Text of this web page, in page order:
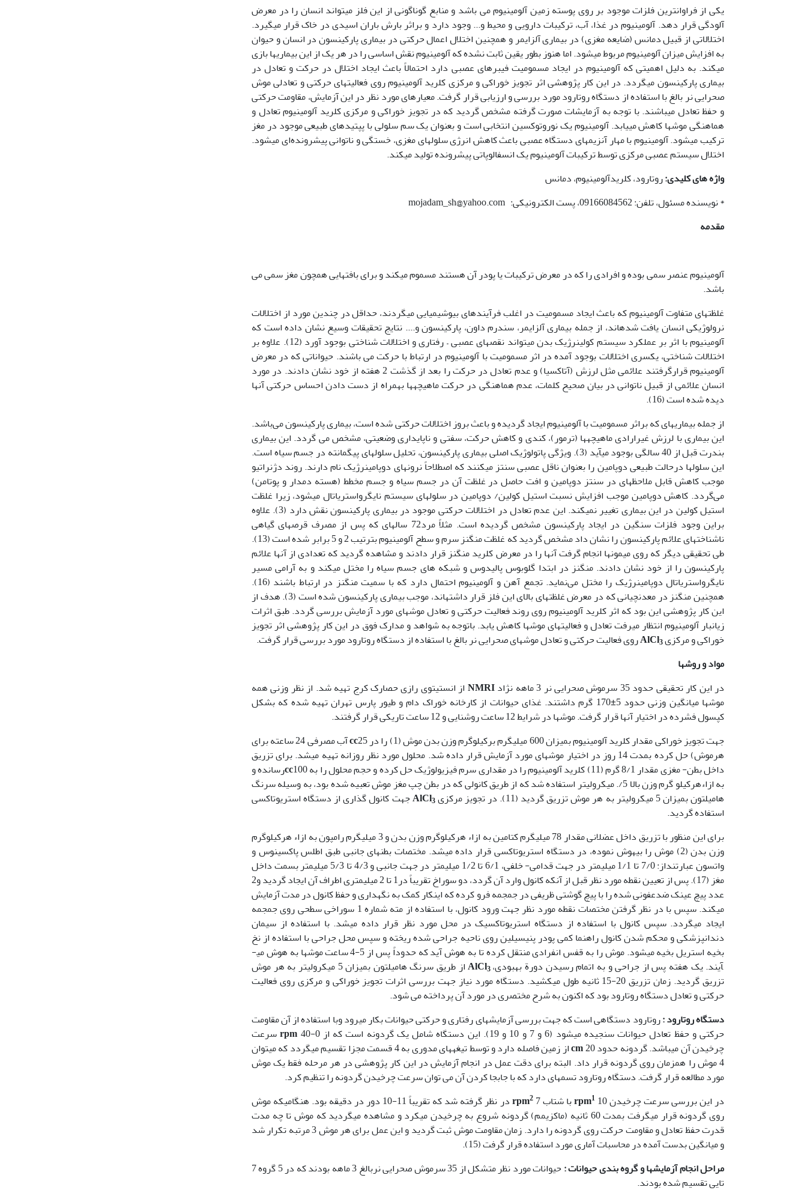
یکی از فراوانترین فلزات موجود بر روی پوسته زمین آلومینیوم می باشد و منابع گوناگونی از این فلز می­تواند انسان را در معرض
آلودگی قرار دهد. آلومینیوم در غذا، آب، ترکیبات دارویی و محیط و... وجود دارد و براثر بارش باران اسیدی در خاک قرار می­گیرد.
اختلالاتی از قبیل دمانس (ضایعه مغزی) در بیماری آلزایمر و همچنین اختلال اعمال حرکتی در بیماری پارکینسون در انسان و حیوان
به افزایش میزان آلومینیوم مربوط می­شود. اما هنوز بطور یقین ثابت نشده که آلومینیوم نقش اساسی را در هر یک از این بیماریها بازی
می­کند. به دلیل اهمیتی که آلومینیوم در ایجاد مسمومیت فیبرهای عصبی دارد احتمالاً باعث ایجاد اختلال در حرکت و تعادل در
بیماری پارکینسون می­گردد. در این کار پژوهشی اثر تجویز خوراکی و مرکزی کلرید آلومینیوم روی فعالیت­های حرکتی و تعادلی موش
صحرایی نر بالغ با استفاده از دستگاه روتارود مورد بررسی و ارزیابی قرار گرفت. معیارهای مورد نظر در این آزمایش، مقاومت حرکتی
و حفظ تعادل می­باشند. با توجه به آزمایشات صورت گرفته مشخص گردید که در تجویز خوراکی و مرکزی کلرید آلومینیوم تعادل و
هماهنگی موشها کاهش می­یابد. آلومینیوم یک نوروتوکسین انتخابی است و بعنوان یک سم سلولی با پپتیدهای طبیعی موجود در مغز
ترکیب می­شود. آلومینیوم با مهار آنزیم­های دستگاه عصبی باعث کاهش انرژی سلولهای مغزی، خستگی و ناتوانی پیش­رونده‌ای می­شود.
اختلال سیستم عصبی مرکزی توسط ترکیبات آلومینیوم یک انسفالوپاتی پیشرونده تولید می­کند.
واژه های کلیدی:روتارود، کلریدآلومینیوم، دمانس
* نویسنده مسئول، تلفن: 09166084562، پست الکترونیکی: mojadam_sh@yahoo.com
مقدمه
آلومینیوم عنصر سمی بوده و افرادی را که در معرض ترکیبات یا پودر آن هستند مسموم می­کند و برای بافتهایی همچون مغز سمی می
باشد.
غلظتهای متفاوت آلومینیوم که باعث ایجاد مسمومیت در اغلب فرآیندهای بیوشیمیایی می­گردند، حداقل در چندین مورد از اختلالات
نرولوژیکی انسان یافت شده­اند، از جمله بیماری آلزایمر، سندرم داون، پارکینسون و.... نتایج تحقیقات وسیع نشان داده است که
آلومینیوم با اثر بر عملکرد سیستم کولینرژیک بدن می­تواند نقصهای عصبی – رفتاری و اختلالات شناختی بوجود آورد (12). علاوه بر
اختلالات شناختی، یکسری اختلالات بوجود آمده در اثر مسمومیت با آلومینیوم در ارتباط با حرکت می باشند. حیواناتی که در معرض
آلومینیوم قرارگرفتند علائمی مثل لرزش (آتاکسیا) و عدم تعادل در حرکت را بعد از گذشت 2 هفته از خود نشان دادند. در مورد
انسان علائمی از قبیل ناتوانی در بیان صحیح کلمات، عدم هماهنگی در حرکت ماهیچه­ها بهمراه از دست دادن احساس حرکتی آنها
دیده شده است (16).
از جمله بیماریهای که براثر مسمومیت با آلومینیوم ایجاد گردیده و باعث بروز اختلالات حرکتی شده است، بیماری پارکینسون می‌باشد.
این بیماری با لرزش غیرارادی ماهیچه­ها (ترمور)، کندی و کاهش حرکت، سفتی و ناپایداری وضعیتی، مشخص می گردد. این بیماری
بندرت قبل از 40 سالگی بوجود می­آید (3). ویژگی پاتولوژیک اصلی بیماری پارکینسون، تحلیل سلولهای پیگمانته در جسم سیاه است.
این سلولها درحالت طبیعی دوپامین را بعنوان ناقل عصبی سنتز می­کنند که اصطلاحاً نرونهای دوپامینرژیک نام دارند. روند دژنراتیو
موجب کاهش قابل ملاحظه­ای در سنتز دوپامین و افت حاصل در غلظت آن در جسم سیاه و جسم مخطط (هسته دمدار و پوتامن)
می‌گردد. کاهش دوپامین موجب افزایش نسبت استیل کولین/ دوپامین در سلولهای سیستم نایگرواستریاتال می­شود، زیرا غلظت
استیل کولین در این بیماری تغییر نمی­کند. این عدم تعادل در اختلالات حرکتی موجود در بیماری پارکینسون نقش دارد (3). علاوه
براین وجود فلزات سنگین در ایجاد پارکینسون مشخص گردیده است. مثلاً مرد72 ساله­ای که پس از مصرف قرصهای گیاهی
ناشناخته­ای علائم پارکینسون را نشان داد مشخص گردید که غلظت منگنز سرم و سطح آلومینیوم بترتیب 2 و 5 برابر شده است (13).
طی تحقیقی دیگر که روی میمونها انجام گرفت آنها را در معرض کلرید منگنز قرار دادند و مشاهده گردید که تعدادی از آنها علائم
پارکینسون را از خود نشان دادند. منگنز در ابتدا گلوبوس پالیدوس و شبکه های جسم سیاه را مختل می­کند و به آرامی مسیر
نایگرواستریاتال دوپامینرژیک را مختل می‌نماید. تجمع آهن و آلومینیوم احتمال دارد که با سمیت منگنز در ارتباط باشند (16).
همچنین منگنز در معدنچیانی که در معرض غلظتهای بالای این فلز قرار داشته­اند، موجب بیماری پارکینسون شده است (3). هدف از
این کار پژوهشی این بود که اثر کلرید آلومینیوم روی روند فعالیت حرکتی و تعادل موشهای مورد آزمایش بررسی گردد. طبق اثرات
زیانبار آلومینیوم انتظار می­رفت تعادل و فعالیتهای موشها کاهش یابد. باتوجه به شواهد و مدارک فوق در این کار پژوهشی اثر تجویز
خوراکی و مرکزی AlCl3
روی فعالیت حرکتی و تعادل موشهای صحرایی نر بالغ با استفاده از دستگاه روتارود مورد بررسی قرار گرفت.
مواد و روشها
در این کار تحقیقی حدود 35 سرموش صحرایی نر 3 ماهه نژاد
NMRI از انستیتوی رازی حصارک کرج تهیه شد. از نظر وزنی همه
موشها میانگین وزنی حدود 5 ±
170 گرم داشتند. غذای حیوانات از کارخانه خوراک دام و طیور پارس تهران تهیه شده که بشکل
کپسول فشرده در اختیار آنها قرار گرفت. موشها در شرایط 12 ساعت روشنایی و 12 ساعت تاریکی قرار گرفتند.
جهت تجویز خوراکی مقدار کلرید آلومینیوم بمیزان 600 میلی­گرم برکیلوگرم وزن بدن موش (1) را در
cc
25 آب مصرفی 24 ساعته برای
هرموش) حل کرده بمدت 14 روز در اختیار موشهای مورد آزمایش قرار داده شد. محلول مورد نظر روزانه تهیه می
شد. برای تزریق
داخل بطن- مغزی مقدار 8/1 گرم (11) کلرید آلومینیوم را در مقداری سرم فیزیولوژیک حل کرده و حجم محلول را به
cc100رسانده و
به ازاﺀهرکیلو گرم وزن بالا 5/. میکرولیتر استفاده شد که از طریق کانولی که در بطن چپ مغز موش تعبیه شده بود، به وسیله سرنگ
هامیلتون بمیزان 5 میکرولیتر به هر موش تزریق گردید (11). در تجویز مرکزی
AlCl3
جهت کانول گذاری از دستگاه استریوتاکسی
استفاده گردید.
برای این منظور با تزریق داخل عضلانی مقدار 78 میلی­گرم کتامین به ازاء هرکیلوگرم وزن بدن و 3 میلی­گرم رامپون به ازاء هرکیلوگرم
وزن بدن (2) موش را بیهوش نموده، در دستگاه استریوتاکسی قرار داده می­شد. مختصات بطنهای جانبی طبق اطلس پاکسینوس و
واتسون عبارتنداز: 7/0 تا 1/1 میلیمتر در جهت قدامی- خلفی، 6/1 تا 1/2 میلیمتر در جهت جانبی و 4/3 تا 5/3 میلیمتر بسمت داخل
مغز (17). پس از تعیین نقطه مورد نظر قبل از آنکه کانول وارد آن گردد، دو سوراخ تقریباً در1 تا 2 میلیمتری اطراف آن ایجاد گردید و2
عدد پیچ عینک ضدعفونی شده را با پیچ گوشتی ظریفی در جمجمه فرو کرده که اینکار کمک به نگهداری و حفظ کانول در مدت آزمایش
می­کند. سپس با در نظر گرفتن مختصات نقطه مورد نظر جهت ورود کانول، با استفاده از مته شماره 1 سوراخی سطحی روی جمجمه
ایجاد می­گردد. سپس کانول با استفاده از دستگاه استریوتاکسیک در محل مورد نظر قرار داده می­شد. با استفاده از سیمان
دندانپزشکی و محکم شدن کانول راهنما کمی پودر پنیسیلین روی ناحیه جراحی شده ریخته و سپس محل جراحی با استفاده از نخ
بخیه استریل بخیه می­شود. موش را به قفس انفرادی منتقل کرده تا به هوش آید که حدوداً پس از 5-4 ساعت موشها به هوش می­
آیند. یک هفته پس از جراحی و به اتمام رسیدن دورة بهبودی، AlCl3
از طریق سرنگ هامیلتون بمیزان 5 میکرولیتر به هر موش
تزریق گردید. زمان تزریق 20-15 ثانیه طول می
کشید. دستگاه مورد نیاز جهت بررسی اثرات تجویز خوراکی و مرکزی روی فعالیت
حرکتی و تعادل دستگاه روتارود بود که اکنون به شرح مختصری در مورد آن پرداخته می شود.
دستگاه روتارود:روتارود دستگاهی است که جهت بررسی آزمایشهای رفتاری و حرکتی حیوانات بکار می­رود وبا استفاده از آن مقاومت
حرکتی و حفظ تعادل حیوانات سنجیده می­شود (6 و 7 و 10 و 19). این دستگاه شامل یک گردونه است که از
rpm40-0 سرعت
چرخیدن آن می­باشد. گردونه حدود
cm
20 از زمین فاصله دارد و توسط تیغه­های مدوری به 4 قسمت مجزا تقسیم می­گردد که می­توان
4 موش را همزمان روی گردونه قرار داد. البته برای دقت عمل در انجام آزمایش در این کار پژوهشی در هر مرحله فقط یک موش
مورد مطالعه قرار گرفت. دستگاه روتارود تسمه­ای دارد که با جابجا کردن آن می توان سرعت چرخیدن گردونه را تنظیم کرد.
در این بررسی سرعت چرخیدن
rpm110 با شتاب rpm2
7 در نظر گرفته شد که تقریباً 11-10 دور در دقیقه بود. هنگامیکه موش
روی گردونه قرار می­گرفت بمدت 60 ثانیه (ماکزیمم) گردونه شروع به چرخیدن می­کرد و مشاهده می­گردید که موش تا چه مدت
قدرت حفظ تعادل و مقاومت حرکت روی گردونه را دارد. زمان مقاومت موش ثبت گردید و این عمل برای هر موش 3 مرتبه تکرار شد
و میانگین بدست آمده در محاسبات آماری مورد استفاده قرار گرفت (15).
مراحل انجام آزمایشها و گروه بندی حیوانات :
حیوانات مورد نظر متشکل از 35 سرموش صحرایی نربالغ 3 ماهه بودند که در 5 گروه 7
تایی تقسیم شده بودند.